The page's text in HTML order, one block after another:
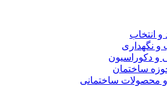
و انتخاب
و نگهداری
و دکوراسیون
ساختمان
محصولات ساختمانی